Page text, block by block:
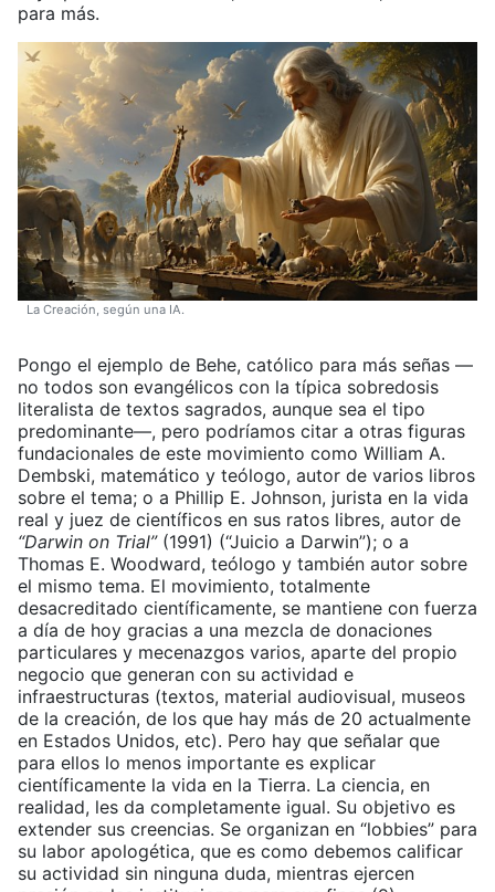
para más.
La Creación, según una IA.
Pongo el ejemplo de Behe, católico para más señas —
no todos son evangélicos con la típica sobredosis
literalista de textos sagrados, aunque sea el tipo
predominante—, pero podríamos citar a otras figuras
fundacionales de este movimiento como William A.
Dembski, matemático y teólogo, autor de varios libros
sobre el tema; o a Phillip E. Johnson, jurista en la vida
real y juez de científicos en sus ratos libres, autor de
“Darwin on Trial”(1991) (“Juicio a Darwin”); o a
Thomas E. Woodward, teólogo y también autor sobre
el mismo tema. El movimiento, totalmente
desacreditado científicamente, se mantiene con fuerza
a día de hoy gracias a una mezcla de donaciones
particulares y mecenazgos varios, aparte del propio
negocio que generan con su actividad e
infraestructuras (textos, material audiovisual, museos
de la creación, de los que hay más de 20 actualmente
en Estados Unidos, etc). Pero hay que señalar que
para ellos lo menos importante es explicar
científicamente la vida en la Tierra. La ciencia, en
realidad, les da completamente igual. Su objetivo es
extender sus creencias. Se organizan en “lobbies” para
su labor apologética, que es como debemos calificar
su actividad sin ninguna duda, mientras ejercen